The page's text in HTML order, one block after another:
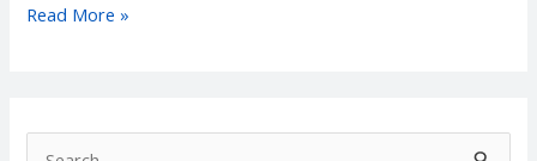
Pelatihan
Read More »